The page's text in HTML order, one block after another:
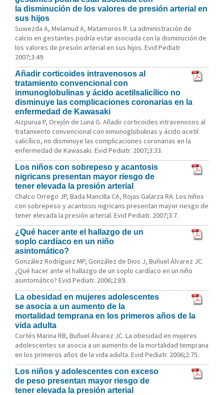
la disminución de los valores de presión arterial en
sus hijos
Suwezda A, Melamud A, Matamoros R. La administración de
calcio en gestantes podría estar asociada con la disminución de
los valores de presión arterial en sus hijos. Evid Pediatr
2007;3:49.
Añadir corticoides intravenosos al
tratamiento convencional con
inmunoglobulinas y ácido acetilsalicílico no
disminuye las complicaciones coronarias en la
enfermedad de Kawasaki
Aizpurua P, Orejón de Luna G. Añadir corticoides intravenosos al
tratamiento convencional con inmunoglobulinas y ácido acetil
salicílico, no disminuye las complicaciones coronarias en la
enfermedad de Kawasaki. Evid Pediatr. 2007;3:33.
Los niños con sobrepeso y acantosis
nigricans presentan mayor riesgo de
tener elevada la presión arterial
Chalco Orrego JP, Bada Mancilla CA, Rojas Galarza RA. Los niños
con sobrepeso y acantosis nigricans presentan mayor riesgo de
tener elevada la presión arterial. Evid Pediatr. 2007;3:7.
¿Qué hacer ante el hallazgo de un
soplo cardíaco en un niño
asintomático?
González Rodríguez MP, González de Dios J, Buñuel Álvarez JC.
¿Qué hacer ante el hallazgo de un soplo cardíaco en un niño
asintomático? Evid Pediatr. 2006;2:89.
La obesidad en mujeres adolescentes
se asocia a un aumento de la
mortalidad temprana en los primeros años de la
vida adulta
Cortés Marina RB, Buñuel Álvarez JC. La obesidad en mujeres
adolescentes se asocia a un aumento de la mortalidad temprana
en los primeros años de la vida adulta. Evid Pediatr. 2006;2:75.
Los niños y adolescentes con exceso
de peso presentan mayor riesgo de
tener elevada la presión arterial